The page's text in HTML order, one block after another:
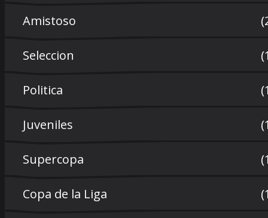
Amistoso
Seleccion
Politica
Juveniles
Supercopa
Copa de la Liga